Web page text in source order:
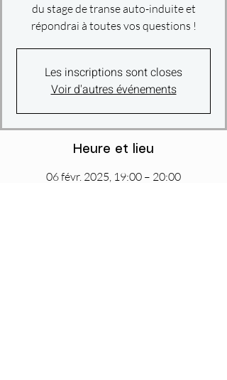
du stage de transe auto-induite et
répondrai à toutes vos questions !
Les inscriptions sont closes
Voir d'autres événements
Heure et lieu
06 févr. 2025, 19:00 – 20:00